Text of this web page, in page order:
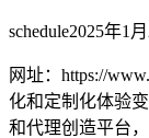
schedule2025年1月
网址：https://
化和定制化体验
和代理创造平台